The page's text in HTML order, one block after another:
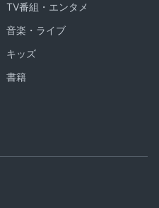
TV番組・エンタメ
音楽・ライブ
キッズ
書籍